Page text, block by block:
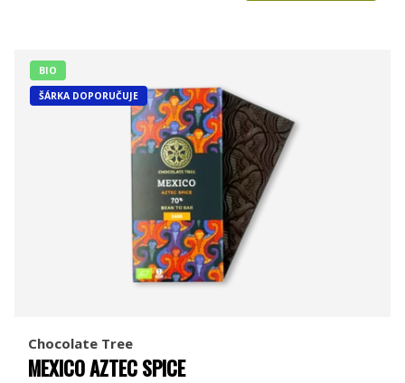
BIO
ŠÁRKA DOPORUČUJE
Chocolate Tree
MEXICO AZTEC SPICE